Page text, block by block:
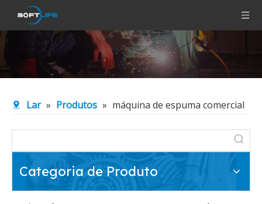
Lar » Produtos » máquina de espuma comercial
Categoria de Produto